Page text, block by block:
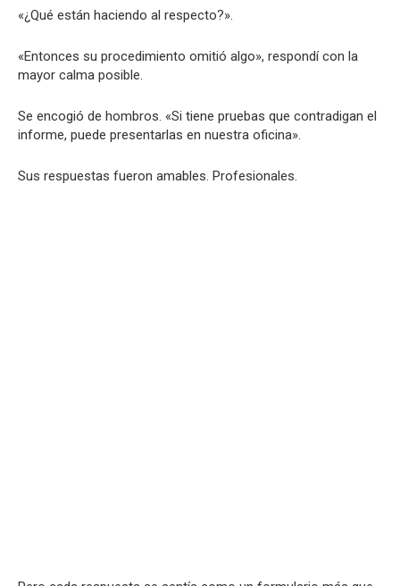
«¿Qué están haciendo al respecto?».
«Entonces su procedimiento omitió algo», respondí con la
mayor calma posible.
Se encogió de hombros. «Si tiene pruebas que contradigan el
informe, puede presentarlas en nuestra oficina».
Sus respuestas fueron amables. Profesionales.